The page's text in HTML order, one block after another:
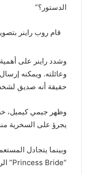
الدستور؟”
وشدد راينر على
وعائلته. ويمكنه
حقيقة أنه صديق
وظهر جيمي كيميل،
يجرؤ على السخرية
“Princess Bride” الراحل.